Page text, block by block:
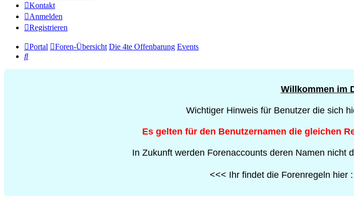
Kontakt
Anmelden
Registrieren
Portal Foren-Übersicht Die 4te Offenbarung Events
Suche
Willkommen im
Wichtiger Hinweis für Benutzer die sich
Es gelten für den Benutzernamen die gleichen
In Zukunft werden Forenaccounts deren Namen nicht
<<< Ihr findet die Forenregeln hier :